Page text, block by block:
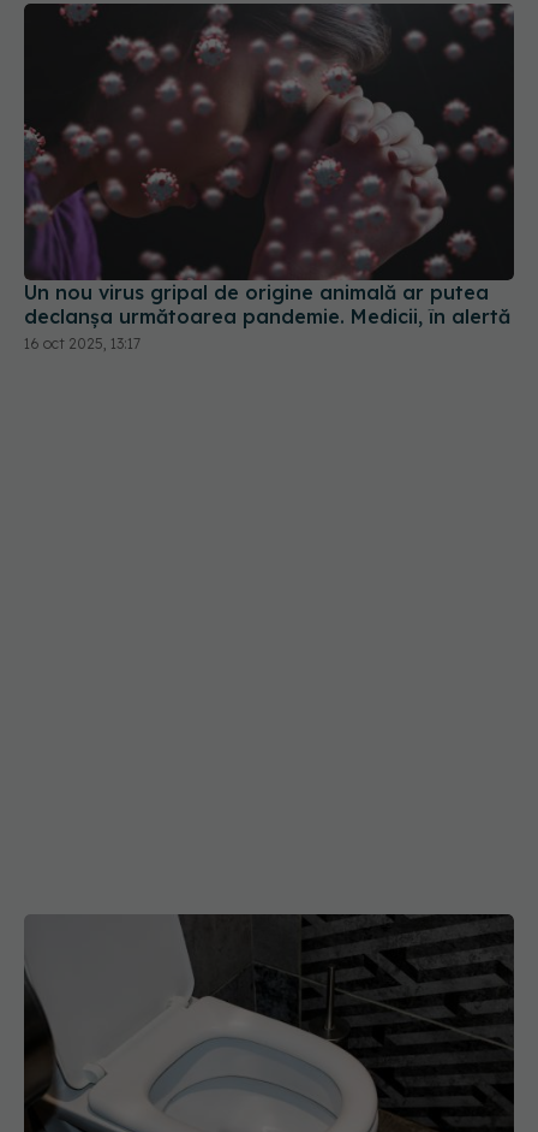
Un nou virus gripal de origine animală ar putea
declanșa următoarea pandemie. Medicii, în alertă
16 oct 2025, 13:17